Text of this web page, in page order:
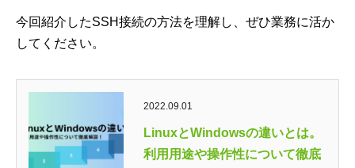
今回紹介したSSH接続の方法を理解し、ぜひ業務に活か
してください。
2022.09.01
LinuxとWindowsの違いとは。
利用用途や操作性について徹底